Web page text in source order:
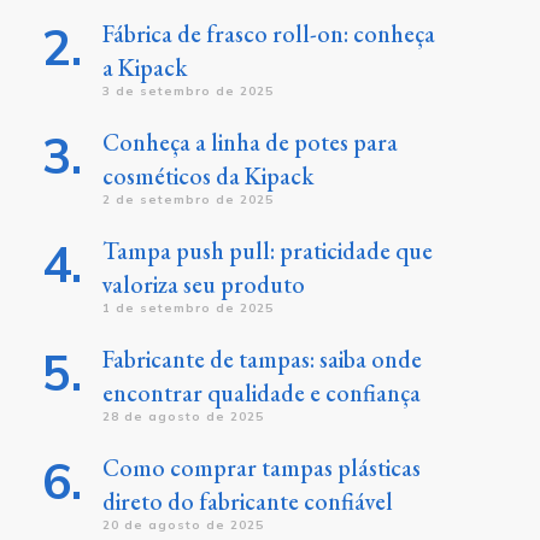
Fábrica de frasco roll-on: conheça
a Kipack
3 de setembro de 2025
Conheça a linha de potes para
cosméticos da Kipack
2 de setembro de 2025
Tampa push pull: praticidade que
valoriza seu produto
1 de setembro de 2025
Fabricante de tampas: saiba onde
encontrar qualidade e confiança
28 de agosto de 2025
Como comprar tampas plásticas
direto do fabricante confiável
20 de agosto de 2025